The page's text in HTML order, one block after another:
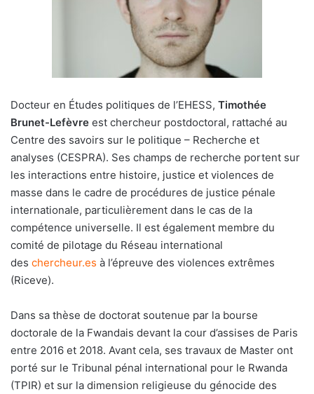
Docteur en Études politiques de l’EHESS, Timothée
Brunet-Lefèvre est chercheur postdoctoral, rattaché au
Centre des savoirs sur le politique – Recherche et
analyses (CESPRA). Ses champs de recherche portent sur
les interactions entre histoire, justice et violences de
masse dans le cadre de procédures de justice pénale
internationale, particulièrement dans le cas de la
compétence universelle. Il est également membre du
comité de pilotage du Réseau international
des chercheur.es à l’épreuve des violences extrêmes
(Riceve).
Dans sa thèse de doctorat soutenue par la bourse
doctorale de la Fwandais devant la cour d’assises de Paris
entre 2016 et 2018. Avant cela, ses travaux de Master ont
porté sur le Tribunal pénal international pour le Rwanda
(TPIR) et sur la dimension religieuse du génocide des